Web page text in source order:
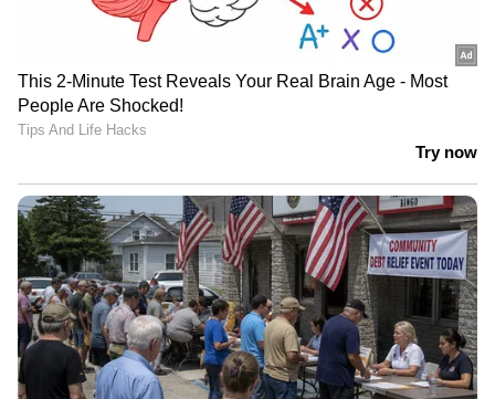
നിക്ഷേപങ്ങള്‍ കൃത്യമായി ആസൂത്രണം
ചെയ്യാന്‍ സഹായിക്കുന്ന വായ്പ നല്‍കുന്നവര്‍,
വെല്‍ത്ത് മാനേജര്‍മാര്‍, പ്രൊഫഷണലുകള്‍
എന്നിവരുടെ ശക്തമായ ഒരു ശൃംഖല തന്നെ
സ്വിറ്റ്സര്‍ലന്‍ഡിനുണ്ട്.